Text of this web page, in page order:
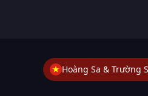
Hoàng Sa & Trường